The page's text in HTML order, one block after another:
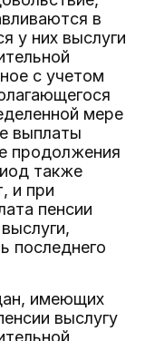
в
у них выслуги
с учетом
мере
выплаты
продолжения
также
и при
пенсии
последнего
имеющих
выслугу